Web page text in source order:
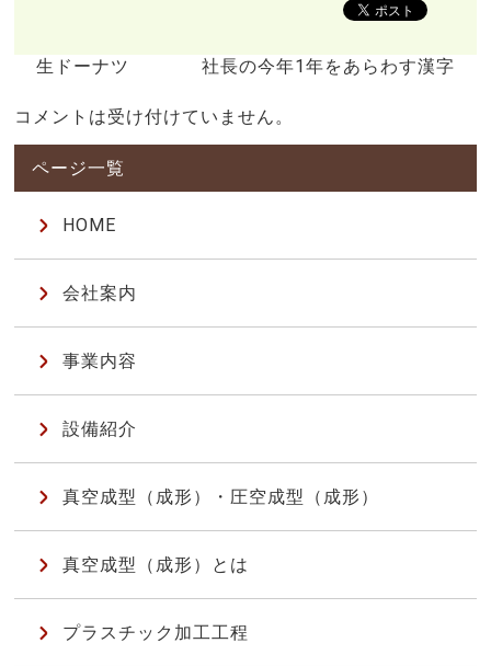
生ドーナツ 社長の今年1年をあらわす漢字
コメントは受け付けていません。
HOME
会社案内
事業内容
設備紹介
真空成型（成形）・圧空成型（成形）
真空成型（成形）とは
プラスチック加工工程